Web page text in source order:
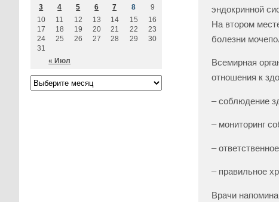
эндокринной
На втором
болезни
Всемирная
отношения к
– соблюдение
– мониторинг
–
– правильное
Врачи
« Июл
3
4 5 6 7 8
9
10
11 12 13 14 15
16
17
18 19 20 21 22
23
24
25 26 27 28 29
30
31